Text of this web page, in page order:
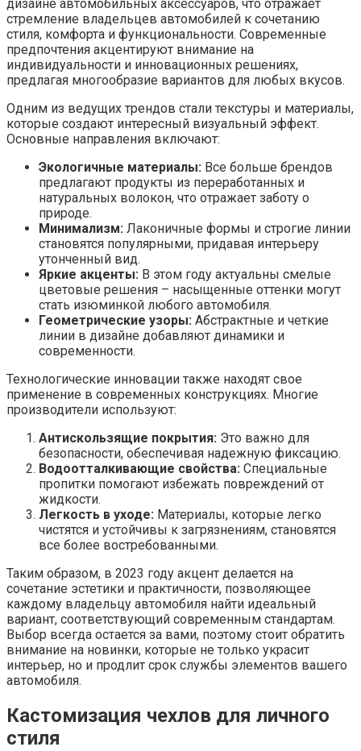
дизайне автомобильных аксессуаров, что отражает
стремление владельцев автомобилей к сочетанию
стиля, комфорта и функциональности. Современные
предпочтения акцентируют внимание на
индивидуальности и инновационных решениях,
предлагая многообразие вариантов для любых вкусов.
Одним из ведущих трендов стали текстуры и материалы,
которые создают интересный визуальный эффект.
Основные направления включают:
Экологичные материалы: Все больше брендов
предлагают продукты из переработанных и
натуральных волокон, что отражает заботу о
природе.
Минимализм: Лаконичные формы и строгие линии
становятся популярными, придавая интерьеру
утонченный вид.
Яркие акценты: В этом году актуальны смелые
цветовые решения – насыщенные оттенки могут
стать изюминкой любого автомобиля.
Геометрические узоры: Абстрактные и четкие
линии в дизайне добавляют динамики и
современности.
Технологические инновации также находят свое
применение в современных конструкциях. Многие
производители используют:
Антискользящие покрытия: Это важно для
безопасности, обеспечивая надежную фиксацию.
Водоотталкивающие свойства: Специальные
пропитки помогают избежать повреждений от
жидкости.
Легкость в уходе: Материалы, которые легко
чистятся и устойчивы к загрязнениям, становятся
все более востребованными.
Таким образом, в 2023 году акцент делается на
сочетание эстетики и практичности, позволяющее
каждому владельцу автомобиля найти идеальный
вариант, соответствующий современным стандартам.
Выбор всегда остается за вами, поэтому стоит обратить
внимание на новинки, которые не только украсит
интерьер, но и продлит срок службы элементов вашего
автомобиля.
Кастомизация чехлов для личного
стиля